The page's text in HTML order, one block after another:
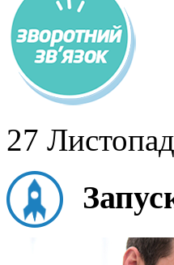
27